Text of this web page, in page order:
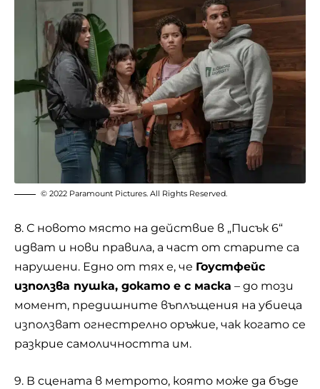
© 2022 Paramount Pictures. All Rights Reserved.
8. С новото място на действие в „Писък 6“
идват и нови правила, а част от старите са
нарушени. Едно от тях е, че Гоустфейс
използва пушка, докато е с маска – до този
момент, предишните въплъщения на убиеца
използват огнестрелно оръжие, чак когато се
разкрие самоличността им.
9. В сцената в метрото, която може да бъде